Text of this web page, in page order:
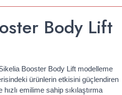
Body Lift
Booster Body Lift modelleme
ürünlerin etkisini güçlendiren
emilime sahip sıkılaştırma